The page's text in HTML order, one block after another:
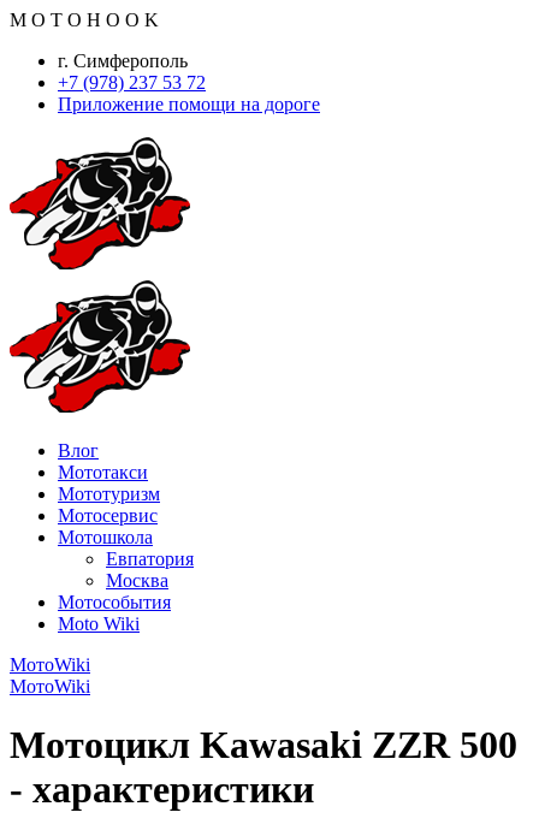
M O T O H O O K
г. Симферополь
+7 (978) 237 53 72
Приложение помощи на дороге
Влог
Мототакси
Мототуризм
Мотосервис
Мотошкола
Евпатория
Москва
Мотособытия
Moto Wiki
МотоWiki
МотоWiki
Мотоцикл Kawasaki ZZR 500
- характеристики